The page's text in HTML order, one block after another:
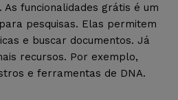
funcionalidades grátis é um
pesquisas. Elas permitem
e buscar documentos. Já
recursos. Por exemplo,
e ferramentas de DNA.